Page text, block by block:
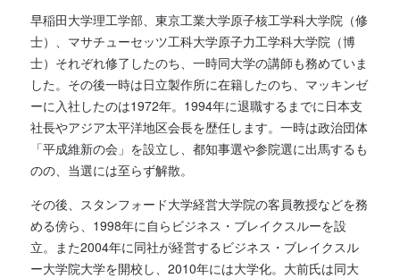
早稲田大学理工学部、東京工業大学原子核工学科大学院（修
士）、マサチューセッツ工科大学原子力工学科大学院（博
士）それぞれ修了したのち、一時同大学の講師も務めていま
した。その後一時は日立製作所に在籍したのち、マッキンゼ
ーに入社したのは1972年。1994年に退職するまでに日本支
社長やアジア太平洋地区会長を歴任します。一時は政治団体
「平成維新の会」を設立し、都知事選や参院選に出馬するも
のの、当選には至らず解散。
その後、スタンフォード大学経営大学院の客員教授などを務
める傍ら、1998年に自らビジネス・ブレイクスルーを設
立。また2004年に同社が経営するビジネス・ブレイクスル
ー大学院大学を開校し、2010年には大学化。大前氏は同大